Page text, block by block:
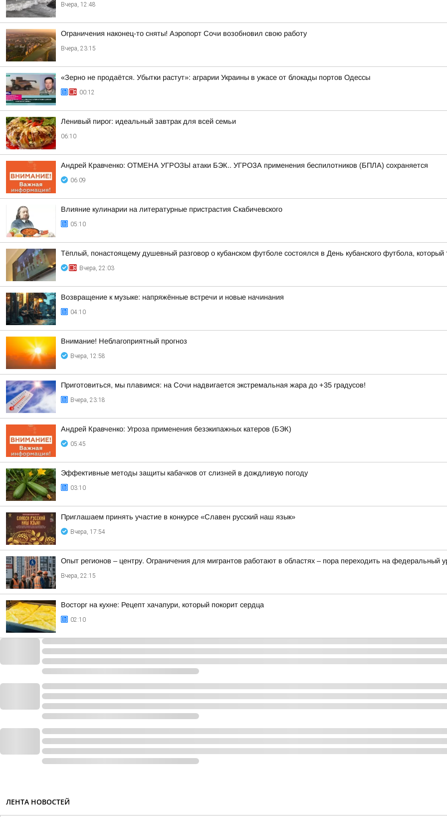
Вчера, 12:48
Ограничения наконец-то сняты! Аэропорт Сочи возобновил свою работу
Вчера, 23:15
«Зерно не продаётся. Убытки растут»: аграрии Украины в ужасе от блокады портов Одессы
00:12
Ленивый пирог: идеальный завтрак для всей семьи
06:10
Андрей Кравченко: ОТМЕНА УГРОЗЫ атаки БЭК.. УГРОЗА применения беспилотников (БПЛА) сохраняется
06:09
Влияние кулинарии на литературные пристрастия Скабичевского
05:10
Тёплый, понастоящему душевный разговор о кубанском футболе состоялся в День кубанского футбола, который
Вчера, 22:03
Возвращение к музыке: напряжённые встречи и новые начинания
04:10
Внимание! Неблагоприятный прогноз
Вчера, 12:58
Приготовиться, мы плавимся: на Сочи надвигается экстремальная жара до +35 градусов!
Вчера, 23:18
Андрей Кравченко: Угроза применения безэкипажных катеров (БЭК)
05:45
Эффективные методы защиты кабачков от слизней в дождливую погоду
03:10
Приглашаем принять участие в конкурсе «Славен русский наш язык»
Вчера, 17:54
Опыт регионов – центру. Ограничения для мигрантов работают в областях – пора переходить на федеральный
Вчера, 22:15
Восторг на кухне: Рецепт хачапури, который покорит сердца
02:10
ЛЕНТА НОВОСТЕЙ